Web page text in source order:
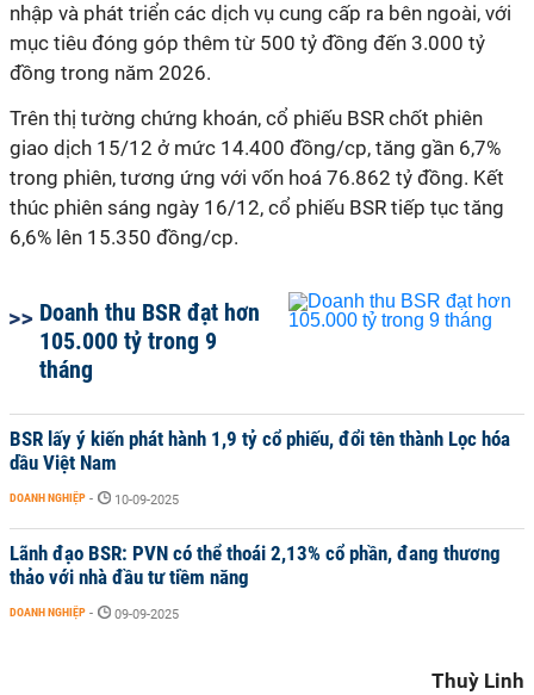
nhập và phát triển các dịch vụ cung cấp ra bên ngoài, với
mục tiêu đóng góp thêm từ 500 tỷ đồng đến 3.000 tỷ
đồng trong năm 2026.
Trên thị tường chứng khoán, cổ phiếu BSR chốt phiên
giao dịch 15/12 ở mức 14.400 đồng/cp, tăng gần 6,7%
trong phiên, tương ứng với vốn hoá 76.862 tỷ đồng. Kết
thúc phiên sáng ngày 16/12, cổ phiếu BSR tiếp tục tăng
6,6% lên 15.350 đồng/cp.
Doanh thu BSR đạt hơn
105.000 tỷ trong 9
tháng
BSR lấy ý kiến phát hành 1,9 tỷ cổ phiếu, đổi tên thành Lọc hóa
dầu Việt Nam
DOANH NGHIỆP - 10-09-2025
Lãnh đạo BSR: PVN có thể thoái 2,13% cổ phần, đang thương
thảo với nhà đầu tư tiềm năng
DOANH NGHIỆP - 09-09-2025
Thuỳ Linh